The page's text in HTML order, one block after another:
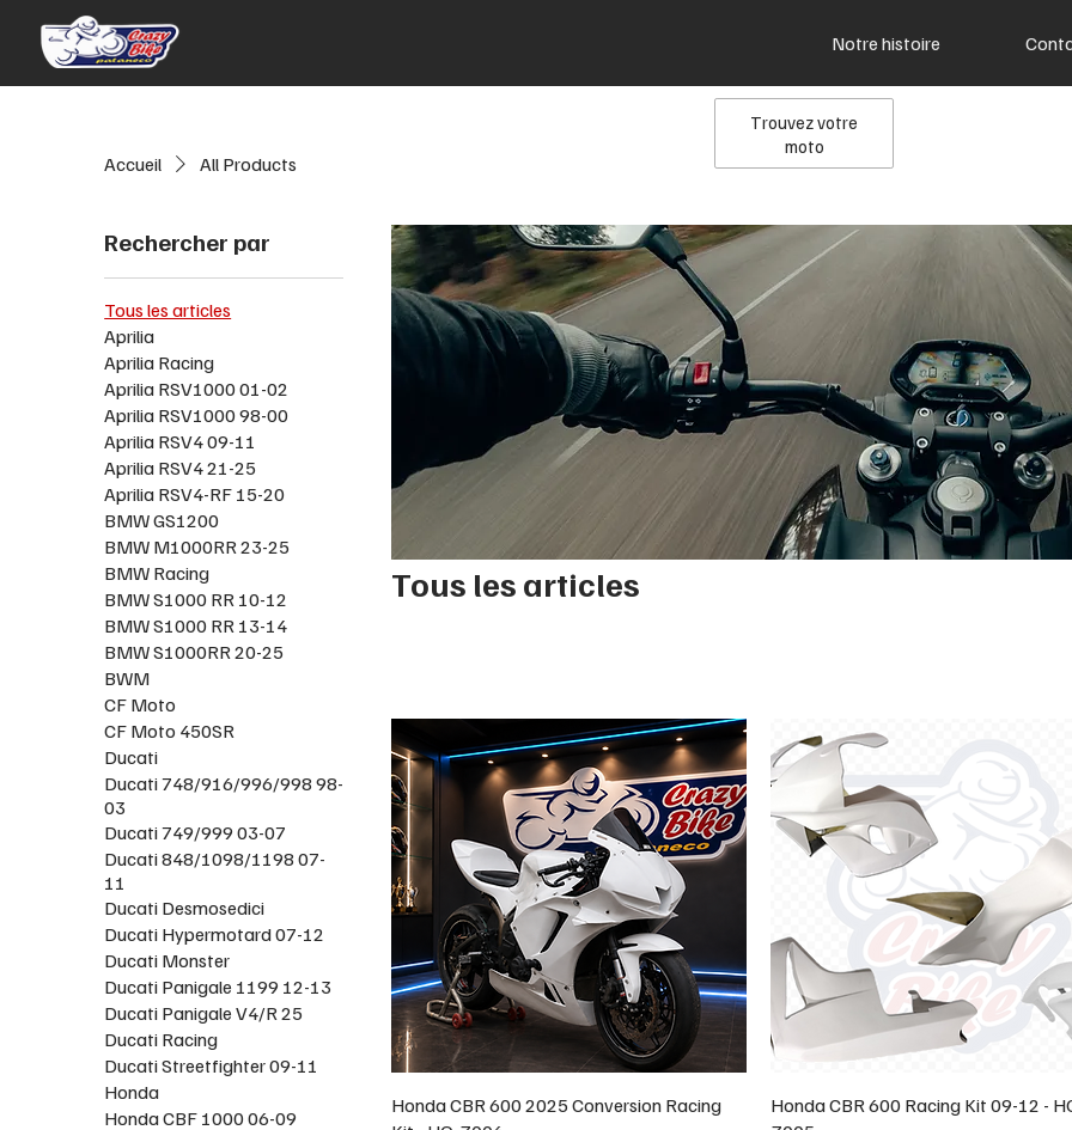
Notre histoire
Accueil All Products
Rechercher par
Tous les articles
Aprilia
Aprilia Racing
Aprilia RSV1000 01-02
Aprilia RSV1000 98-00
Aprilia RSV4 09-11
Aprilia RSV4 21-25
Aprilia RSV4-RF 15-20
BMW GS1200
BMW M1000RR 23-25
BMW Racing
BMW S1000 RR 10-12
BMW S1000 RR 13-14
BMW S1000RR 20-25
BWM
CF Moto
CF Moto 450SR
Ducati
Ducati 748/916/996/998 98-
03
Ducati 749/999 03-07
Ducati 848/1098/1198 07-
11
Ducati Desmosedici
Ducati Hypermotard 07-12
Ducati Monster
Ducati Panigale 1199 12-13
Ducati Panigale V4/R 25
Ducati Racing
Ducati Streetfighter 09-11
Honda
Honda CBF 1000 06-09
Tous les articles
Honda CBR 600 2025 Conversion Racing
Honda CBR 600 Racing Kit 09-12 -
Trouvez votre
moto